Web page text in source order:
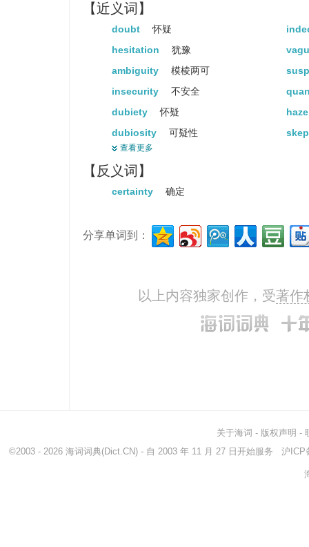
【近义词】
doubt 怀疑
hesitation
犹豫
ambiguity
模棱两可
insecurity
不安全
dubiety
怀疑
dubiosity
可疑性
doubtfulness
precariousness
incertitude
疑惑
查看更多
【反义词】
certainty 确定
分享单词到：
以上内容独家创作，受著作
关于海词 - 版权声明 -
©2003 - 2026 海词词典(Dict.CN) - 自 2003 年 11 月 27 日开始服务 沪ICP